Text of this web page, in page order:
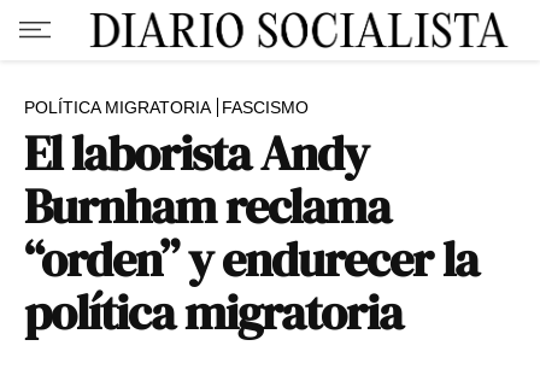
POLÍTICA MIGRATORIA FASCISMO
El laborista Andy
Burnham reclama
“orden” y endurecer la
política migratoria